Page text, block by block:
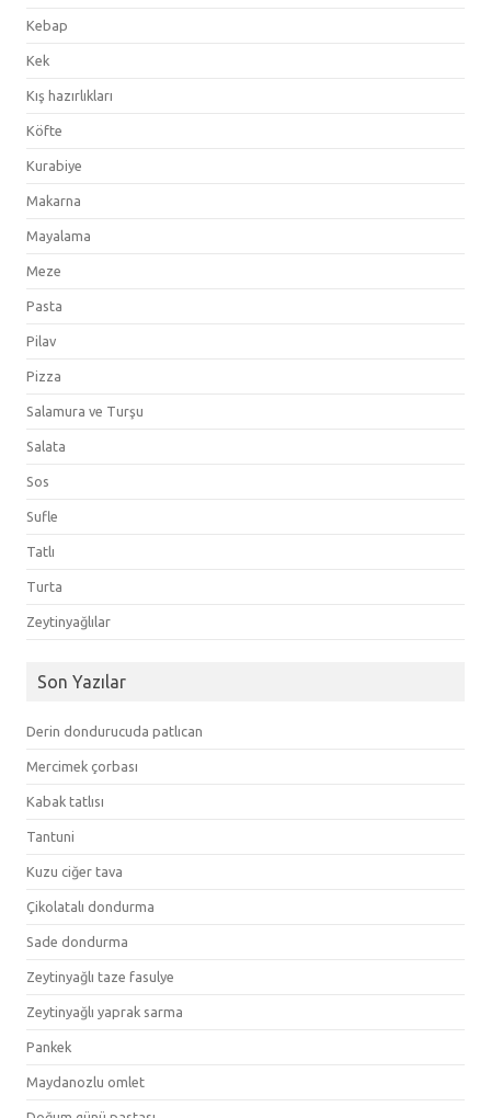
Kebap
Kek
Kış hazırlıkları
Köfte
Kurabiye
Makarna
Mayalama
Meze
Pasta
Pilav
Pizza
Salamura ve Turşu
Salata
Sos
Sufle
Tatlı
Turta
Zeytinyağlılar
Son Yazılar
Derin dondurucuda patlıcan
Mercimek çorbası
Kabak tatlısı
Tantuni
Kuzu ciğer tava
Çikolatalı dondurma
Sade dondurma
Zeytinyağlı taze fasulye
Zeytinyağlı yaprak sarma
Pankek
Maydanozlu omlet